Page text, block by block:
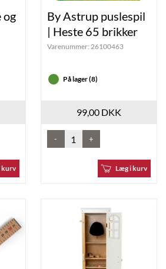
og
kurv
By Astrup puslespil
| Heste 65 brikker
Varenummer: 26100463
På lager (8)
99,00 DKK
- +
Læg i kurv